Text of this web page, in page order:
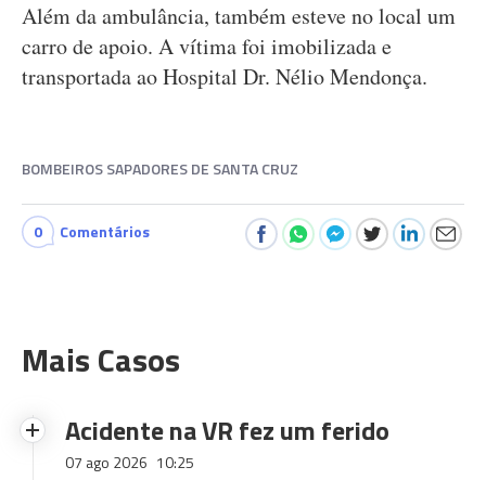
Além da ambulância, também esteve no local um
carro de apoio. A vítima foi imobilizada e
transportada ao Hospital Dr. Nélio Mendonça.
BOMBEIROS SAPADORES DE SANTA CRUZ
0 Comentários
Mais Casos
Acidente na VR fez um ferido
07 ago 2026 10:25